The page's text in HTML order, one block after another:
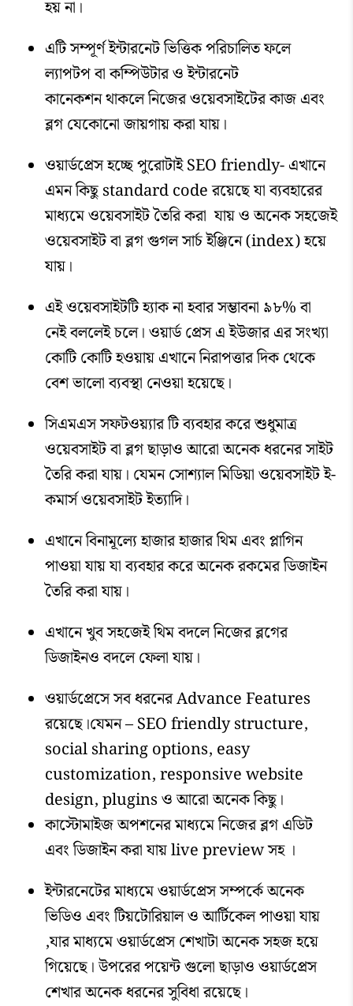
হয় না।
এটি সম্পূর্ণ ইন্টারনেট ভিত্তিক পরিচালিত ফলে
ল্যাপটপ বা কম্পিউটার ও ইন্টারনেট
কানেকশন থাকলে নিজের ওয়েবসাইটের কাজ এবং
ব্লগ যেকোনো জায়গায় করা যায়।
ওয়ার্ডপ্রেস হচ্ছে পুরোটাই SEO friendly- এখানে
এমন কিছু standard code রয়েছে যা ব্যবহারের
মাধ্যমে ওয়েবসাইট তৈরি করা যায় ও অনেক সহজেই
ওয়েবসাইট বা ব্লগ গুগল সার্চ ইঞ্জিনে (index) হয়ে
যায়।
এই ওয়েবসাইটটি হ্যাক না হবার সম্ভাবনা ৯৮% বা
নেই বললেই চলে। ওয়ার্ড প্রেস এ ইউজার এর সংখ্যা
কোটি কোটি হওয়ায় এখানে নিরাপত্তার দিক থেকে
বেশ ভালো ব্যবস্থা নেওয়া হয়েছে।
সিএমএস সফটওয়্যার টি ব্যবহার করে শুধুমাত্র
ওয়েবসাইট বা ব্লগ ছাড়াও আরো অনেক ধরনের সাইট
তৈরি করা যায়। যেমন সোশ্যাল মিডিয়া ওয়েবসাইট ই-
কমার্স ওয়েবসাইট ইত্যাদি।
এখানে বিনামূল্যে হাজার হাজার থিম এবং প্লাগিন
পাওয়া যায় যা ব্যবহার করে অনেক রকমের ডিজাইন
তৈরি করা যায়।
এখানে খুব সহজেই থিম বদলে নিজের ব্লগের
ডিজাইনও বদলে ফেলা যায়।
ওয়ার্ডপ্রেসে সব ধরনের Advance Features
রয়েছে।যেমন – SEO friendly structure,
social sharing options, easy
customization, responsive website
design, plugins ও আরো অনেক কিছু।
কাস্টোমাইজ অপশনের মাধ্যমে নিজের ব্লগ এডিট
এবং ডিজাইন করা যায় live preview সহ ।
ইন্টারনেটের মাধ্যমে ওয়ার্ডপ্রেস সম্পর্কে অনেক
ভিডিও এবং টিয়টোরিয়াল ও আর্টিকেল পাওয়া যায়
,যার মাধ্যমে ওয়ার্ডপ্রেস শেখাটা অনেক সহজ হয়ে
গিয়েছে। উপরের পয়েন্ট গুলো ছাড়াও ওয়ার্ডপ্রেস
শেখার অনেক ধরনের সুবিধা রয়েছে।